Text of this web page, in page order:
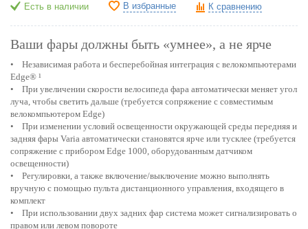
Есть в наличии В избранные К сравнению
Ваши фары должны быть «умнее», а не ярче
• Независимая работа и бесперебойная интеграция с велокомпьютерами
Edge® ¹
• При увеличении скорости велосипеда фара автоматически меняет угол
луча, чтобы светить дальше (требуется сопряжение с совместимым
велокомпьютером Edge)
• При изменении условий освещенности окружающей среды передняя и
задняя фары Varia автоматически становятся ярче или тусклее (требуется
сопряжение с прибором Edge 1000, оборудованным датчиком
освещенности)
• Регулировки, а также включение/выключение можно выполнять
вручную с помощью пульта дистанционного управления, входящего в
комплект
• При использовании двух задних фар система может сигнализировать о
правом или левом повороте